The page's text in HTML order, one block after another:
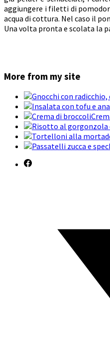
aggiungere i filetti di
acqua di cottura. Nel caso il
Una volta pronta e scolata la
More from my site